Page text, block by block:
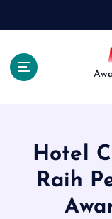
Hotel
Raih